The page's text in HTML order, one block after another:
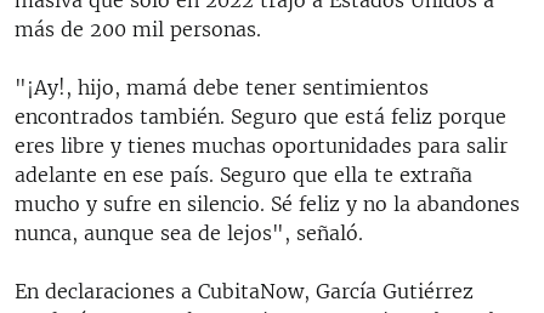
más de 200 mil personas.
"¡Ay!, hijo, mamá debe tener sentimientos
encontrados también. Seguro que está feliz porque
eres libre y tienes muchas oportunidades para salir
adelante en ese país. Seguro que ella te extraña
mucho y sufre en silencio. Sé feliz y no la abandones
nunca, aunque sea de lejos", señaló.
En declaraciones a CubitaNow, García Gutiérrez